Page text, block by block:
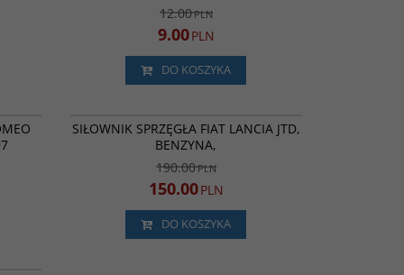
12.00PLN
9.00PLN
DO KOSZYKA
BESTSELLER PROMOCJA
SIŁOWNIK SPRZĘGŁA FIAT LANCIA JTD,
BENZYNA,
190.00PLN
150.00PLN
DO KOSZYKA